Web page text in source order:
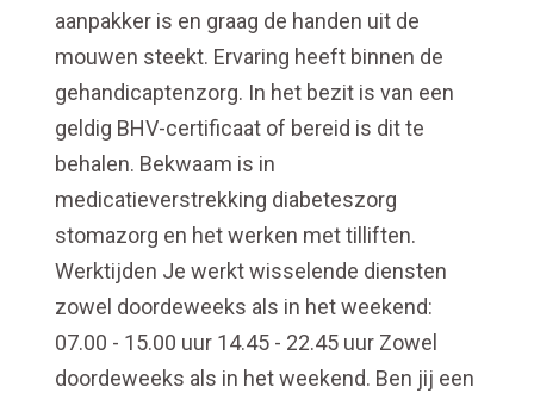
aanpakker is en graag de handen uit de
mouwen steekt. Ervaring heeft binnen de
gehandicaptenzorg. In het bezit is van een
geldig BHV-certificaat of bereid is dit te
behalen. Bekwaam is in
medicatieverstrekking diabeteszorg
stomazorg en het werken met tilliften.
Werktijden Je werkt wisselende diensten
zowel doordeweeks als in het weekend:
07.00 - 15.00 uur 14.45 - 22.45 uur Zowel
doordeweeks als in het weekend. Ben jij een